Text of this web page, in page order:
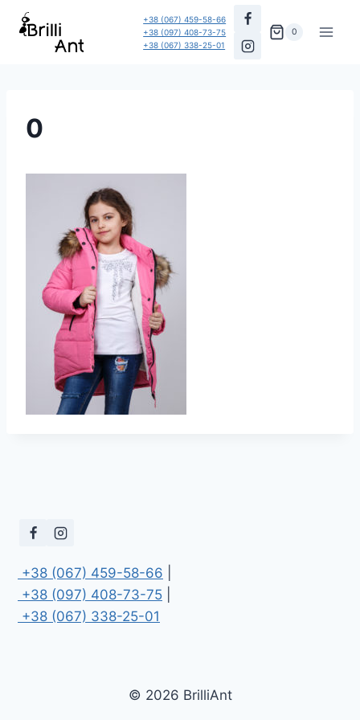
Перейти
+38 (067) 459-58-66
+38 (097) 408-73-75
+38 (067) 338-25-01
0
0
+38 (067) 459-58-66
+38 (097) 408-73-75
+38 (067) 338-25-01
© 2026 BrilliAnt